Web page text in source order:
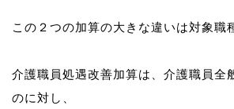
この２つの加算の大きな違いは対象職
介護職員処遇改善加算は、介護職員全